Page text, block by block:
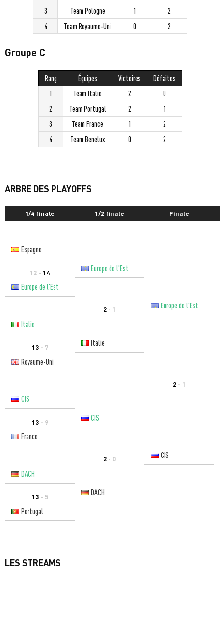
3
Team Pologne 1
2
4
Team Royaume-Uni 0 2
Groupe C
Rang Équipes Victoires
Défaites
1
Team Italie 2
0
2
Team Portugal 2
1
3
Team France 1
2
4
Team Benelux 0 2
ARBRE DES PLAYOFFS
1/4 finale 1/2 finale Finale
Espagne
12 - 14
Europe de l'Est
Europe de l'Est
2 - 1
Europe de l'Est
Italie
13- 7
Italie
Royaume-Uni
2 - 1
CIS
13- 9
CIS
France
2 - 0
CIS
DACH
13- 5
DACH
Portugal
LES STREAMS